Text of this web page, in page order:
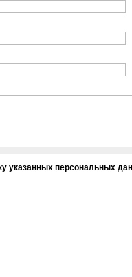
указанных персональных